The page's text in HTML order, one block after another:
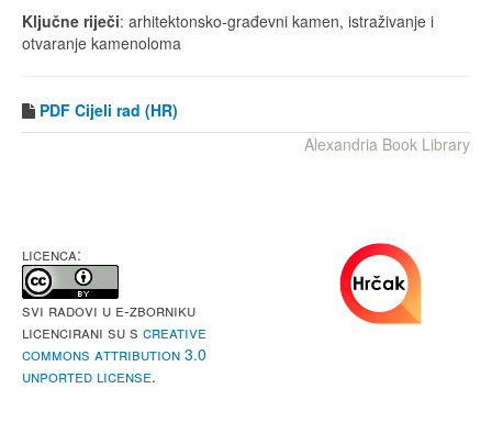
Ključne riječi: arhitektonsko-građevni kamen, istraživanje i
otvaranje kamenoloma
PDF Cijeli rad (HR)
Alexandria Book Library
LICENCA:
Svi radovi u e-Zborniku
licencirani su s Creative
Commons Attribution 3.0
Unported License.